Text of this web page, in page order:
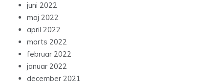
juni 2022
maj 2022
april 2022
marts 2022
februar 2022
januar 2022
december 2021